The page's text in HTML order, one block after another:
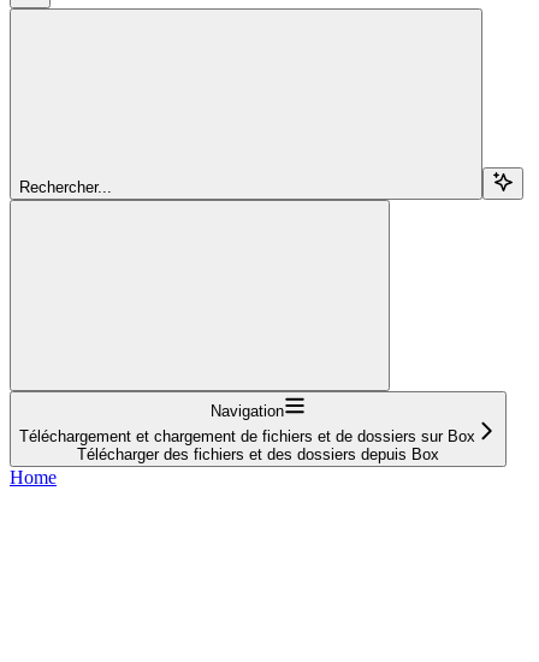
Rechercher...
Navigation
Téléchargement et chargement de fichiers et de dossiers sur Box
Télécharger des fichiers et des dossiers depuis Box
Home